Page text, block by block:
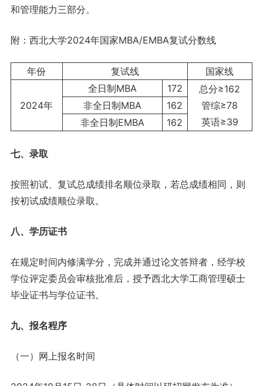
和管理能力三部分。
附：西北大学2024年国家MBA/EMBA复试分数线
年份 复试线 国家线
2024年
全日制MBA 172
总分≥162
管综≥78
英语≥39
非全日制MBA
162
非全日制EMBA
162
七、录取
按照初试、复试总成绩排名顺位录取，若总成绩相同，则
按初试成绩顺位录取。
八、学历证书
在规定时间内修满学分，完成并通过论文答辩者，经学校
学位评定委员会审核批准后，授予西北大学工商管理硕士
毕业证书与学位证书。
九、报名程序
（一）网上报名时间